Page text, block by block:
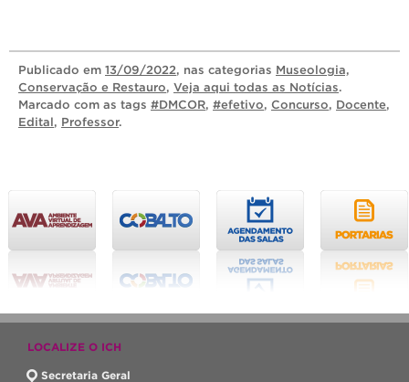
Publicado em 13/09/2022, nas categorias Museologia,
Conservação e Restauro, Veja aqui todas as Notícias.
Marcado com as tags #DMCOR, #efetivo, Concurso, Docente,
Edital, Professor.
LOCALIZE O ICH
Secretaria Geral